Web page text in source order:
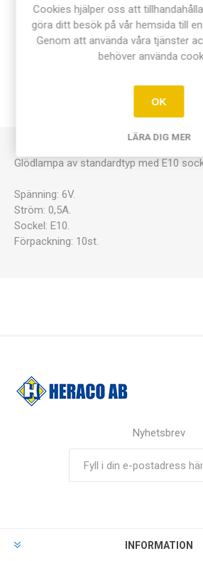
KONTAKTA OSS
Glödlampa av standardtyp med E10
Spänning: 6V.
Ström: 0,5A.
Sockel: E10.
Förpackning: 10st.
Nyhetsbrev
INFORMATION
Cookies hjälper oss att
göra ditt besök på vår hemsida till
Genom att använda våra tjänster
behöver använda
OK
LÄRA DIG MER